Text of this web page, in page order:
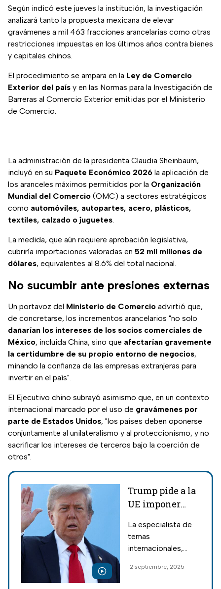
Según indicó este jueves la institución, la investigación
analizará tanto la propuesta mexicana de elevar
gravámenes a mil 463 fracciones arancelarias como otras
restricciones impuestas en los últimos años contra bienes
y capitales chinos.
El procedimiento se ampara en la Ley de Comercio
Exterior del país y en las Normas para la Investigación de
Barreras al Comercio Exterior emitidas por el Ministerio
de Comercio.
La administración de la presidenta Claudia Sheinbaum,
incluyó en su Paquete Económico 2026 la aplicación de
los aranceles máximos permitidos por la Organización
Mundial del Comercio (OMC) a sectores estratégicos
como automóviles, autopartes, acero, plásticos,
textiles, calzado o juguetes.
La medida, que aún requiere aprobación legislativa,
cubriría importaciones valoradas en 52 mil millones de
dólares, equivalentes al 8.6% del total nacional.
No sucumbir ante presiones externas
Un portavoz del Ministerio de Comercio advirtió que,
de concretarse, los incrementos arancelarios "no solo
dañarían los intereses de los socios comerciales de
México, incluida China, sino que afectarían gravemente
la certidumbre de su propio entorno de negocios,
minando la confianza de las empresas extranjeras para
invertir en el país".
El Ejecutivo chino subrayó asimismo que, en un contexto
internacional marcado por el uso de gravámenes por
parte de Estados Unidos, "los países deben oponerse
conjuntamente al unilateralismo y al proteccionismo, y no
sacrificar los intereses de terceros bajo la coerción de
otros".
Trump pide a la
UE imponer
China e India
La especialista de
temas
internacionales,
explicó las
12 septiembre, 2025